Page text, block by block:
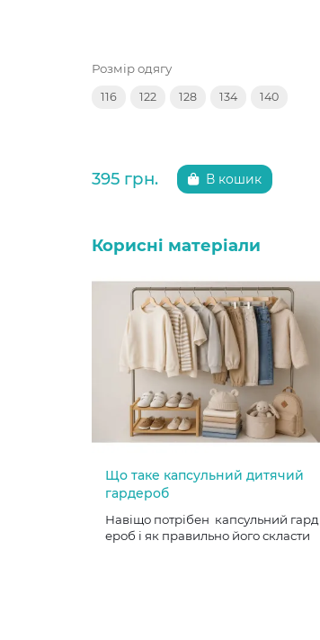
Розмір одягу
116 122 128 134 140
395 грн. В кошик
Корисні матеріали
Що таке капсульний дитячий
гардероб
Навіщо потрібен капсульний гард
ероб і як правильно його скласти